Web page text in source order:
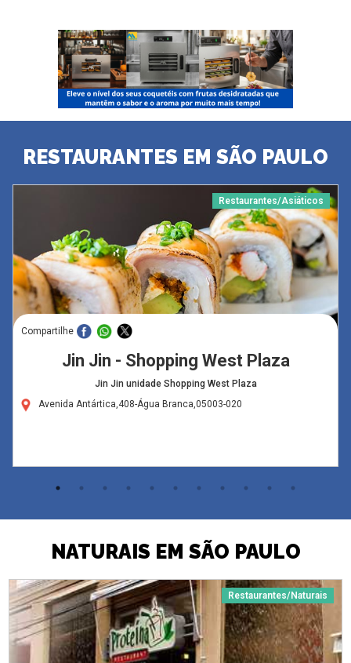
RESTAURANTES EM SÃO PAULO
Restaurantes/Asiáticos
Compartilhe
Jin Jin - Shopping West Plaza
Jin Jin unidade Shopping West Plaza
Avenida Antártica,408-Água Branca,05003-020
NATURAIS EM SÃO PAULO
Restaurantes/Naturais